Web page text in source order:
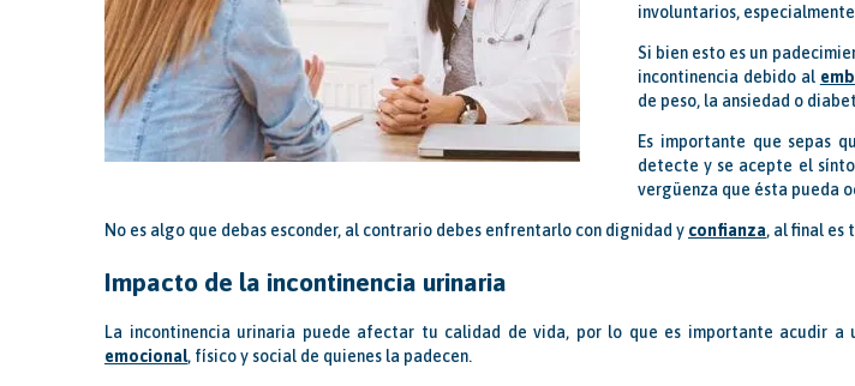
involuntarios, especialmente
Si bien esto es un
incontinencia debido al
de peso, la ansiedad o
Es importante que sepas
detecte y se acepte el
vergüenza que ésta pueda
No es algo que debas esconder, al contrario debes enfrentarlo con dignidad y confianza, al final es
Impacto de la incontinencia urinaria
La incontinencia urinaria puede afectar tu calidad de vida, por lo que es importante acudir
emocional, físico y social de quienes la padecen.